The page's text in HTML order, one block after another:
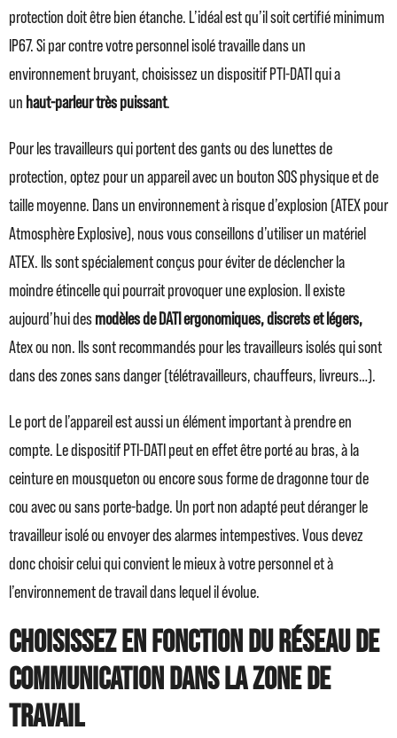
protection doit être bien étanche. L’idéal est qu’il soit certifié minimum
IP67. Si par contre votre personnel isolé travaille dans un
environnement bruyant, choisissez un dispositif PTI-DATI qui a
un haut-parleur très puissant.
Pour les travailleurs qui portent des gants ou des lunettes de
protection, optez pour un appareil avec un bouton SOS physique et de
taille moyenne. Dans un environnement à risque d’explosion (ATEX pour
Atmosphère Explosive), nous vous conseillons d’utiliser un matériel
ATEX. Ils sont spécialement conçus pour éviter de déclencher la
moindre étincelle qui pourrait provoquer une explosion. Il existe
aujourd’hui des modèles de DATI ergonomiques, discrets et légers,
Atex ou non. Ils sont recommandés pour les travailleurs isolés qui sont
dans des zones sans danger (télétravailleurs, chauffeurs, livreurs…).
Le port de l’appareil est aussi un élément important à prendre en
compte. Le dispositif PTI-DATI peut en effet être porté au bras, à la
ceinture en mousqueton ou encore sous forme de dragonne tour de
cou avec ou sans porte-badge. Un port non adapté peut déranger le
travailleur isolé ou envoyer des alarmes intempestives. Vous devez
donc choisir celui qui convient le mieux à votre personnel et à
l’environnement de travail dans lequel il évolue.
Choisissez en fonction du réseau de
communication dans la zone de
travail